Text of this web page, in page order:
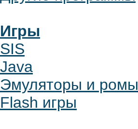
Игры
SIS
Java
Эмуляторы и ромы
Flash игры